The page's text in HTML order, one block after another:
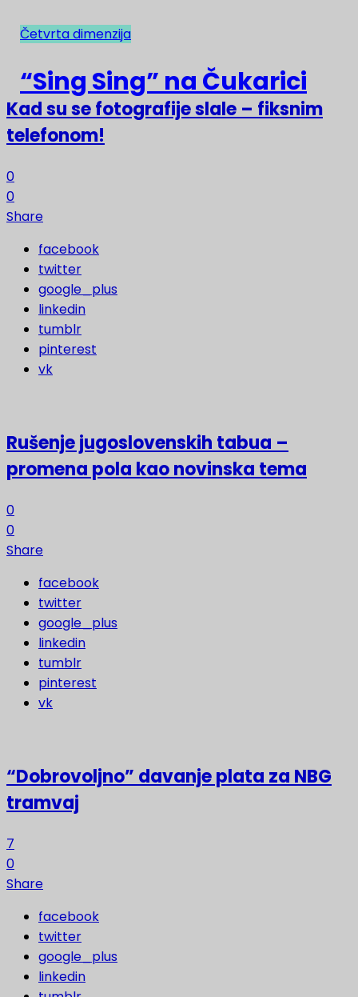
NAJNOVIJE
Kad su se fotografije slale – fiksnim
telefonom!
0
0
Share
facebook
twitter
google_plus
linkedin
tumblr
pinterest
vk
Rušenje jugoslovenskih tabua –
promena pola kao novinska tema
0
0
Share
facebook
twitter
google_plus
linkedin
tumblr
pinterest
vk
“Dobrovoljno” davanje plata za NBG
tramvaj
7
0
Share
facebook
twitter
google_plus
linkedin
Četvrta dimenzija
“Sing Sing” na Čukarici